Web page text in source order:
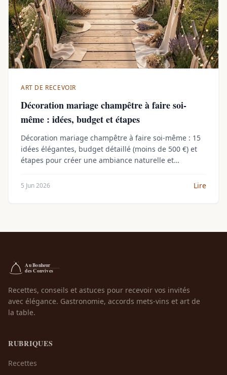
ART DE RECEVOIR
Décoration mariage champêtre à faire soi-
même : idées, budget et étapes
Décoration mariage champêtre à faire soi-même : 15
idées élégantes, budget détaillé (moins de 500 €) et
étapes pour créer une ambiance naturelle et
5 Jun 2026 Lire
Recettes, conseils et astuces pour recevoir vos invités
avec élégance. Gastronomie, accords mets-vins et art de
la table.
RUBRIQUES
Recettes